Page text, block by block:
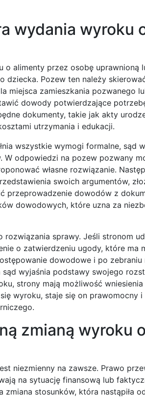
wydania wyroku
o alimenty przez osobę uprawnioną
dziecka. Pozew ten należy
miejsca zamieszkania pozwanego
dowody potwierdzające
dokumenty, takie jak akty
utrzymania i edukacji.
wszystkie wymogi formalne, sąd
W odpowiedzi na pozew pozwany
własne rozwiązanie.
swoich argumentów,
przeprowadzenie dowodów z
dowodowych, które uzna za
sprawy. Jeśli stronom
o zatwierdzeniu ugody, które ma
dowodowe i po zebraniu
wyjaśnia podstawy swojego
strony mają możliwość
wyroku, staje się on prawomocny i
zmianą wyroku o
niezmienny na zawsze. Prawo
na sytuację finansową lub
stosunków, która nastąpiła